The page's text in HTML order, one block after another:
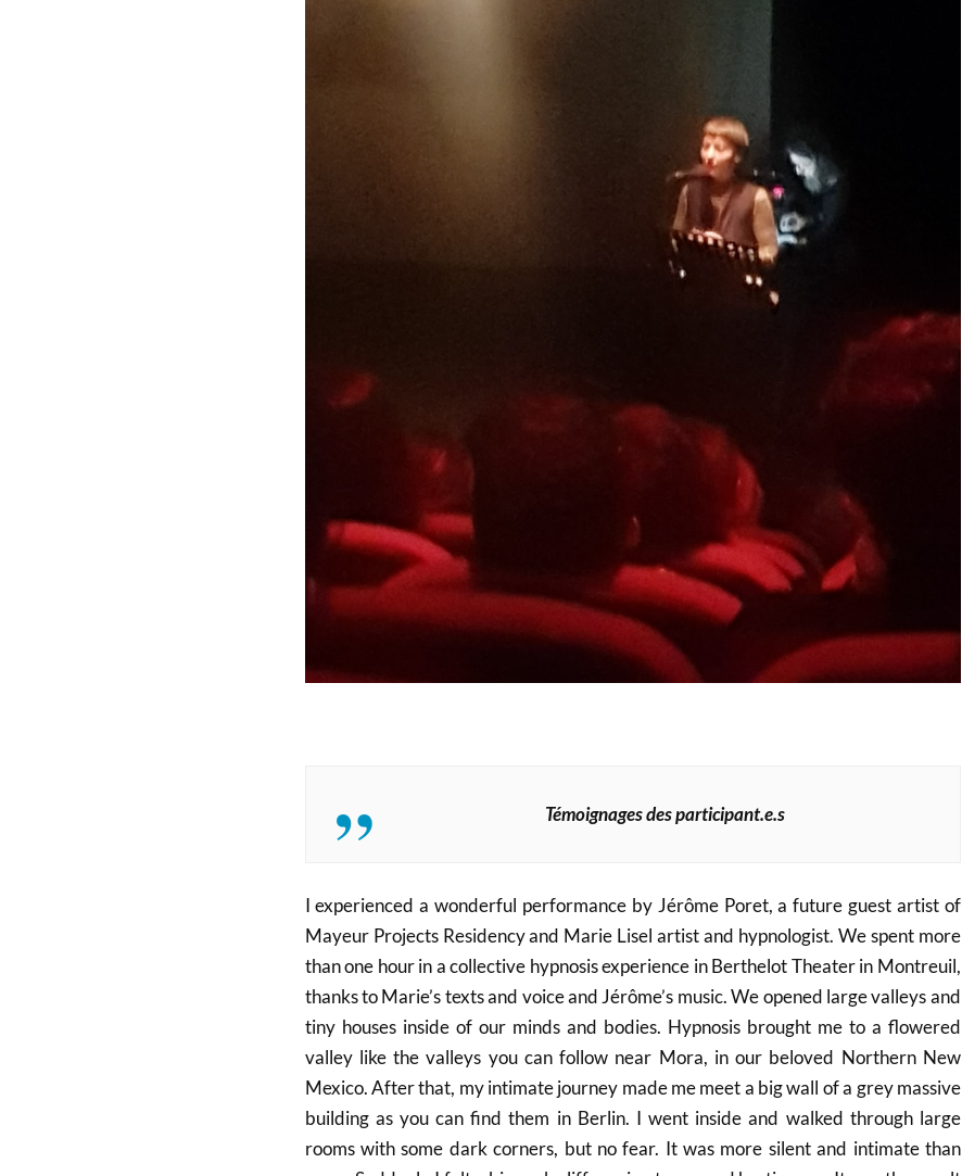
Témoignages des participant.e.s
I experienced a wonderful performance by Jérôme Poret, a future guest artist of
Mayeur Projects Residency and Marie Lisel artist and hypnologist. We spent more
than one hour in a collective hypnosis experience in Berthelot Theater in Montreuil,
thanks to Marie’s texts and voice and Jérôme’s music. We opened large valleys and
tiny houses inside of our minds and bodies. Hypnosis brought me to a flowered
valley like the valleys you can follow near Mora, in our beloved Northern New
Mexico. After that, my intimate journey made me meet a big wall of a grey massive
building as you can find them in Berlin. I went inside and walked through large
rooms with some dark corners, but no fear. It was more silent and intimate than